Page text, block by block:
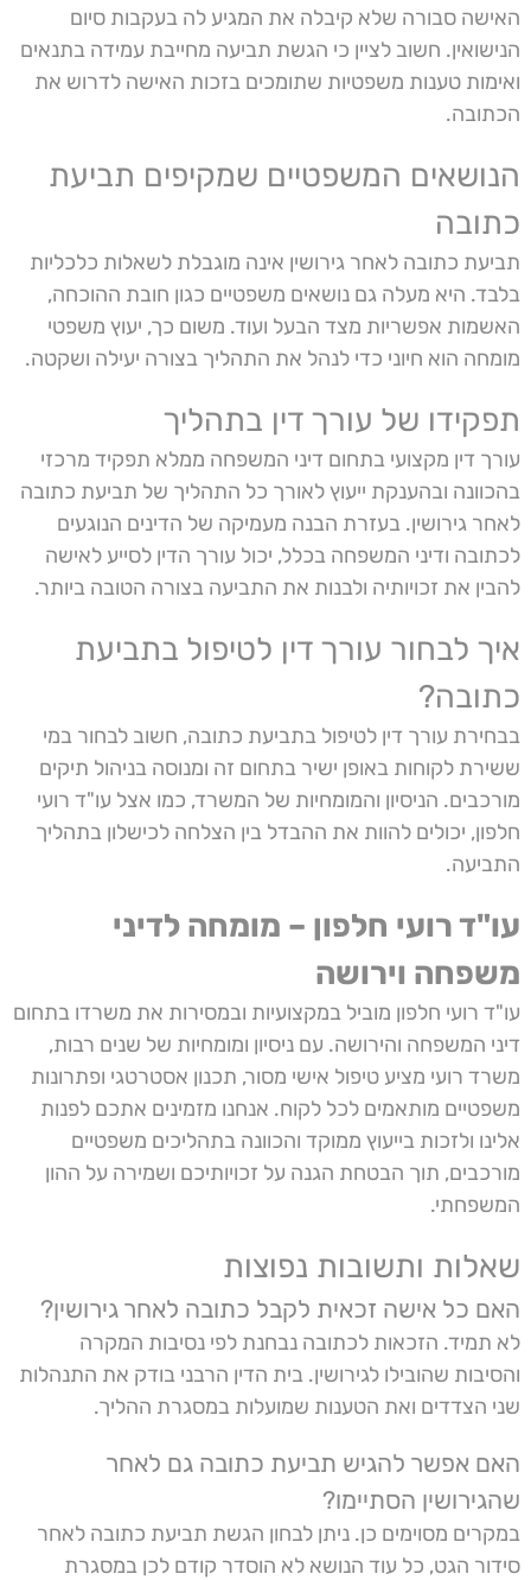
האישה סבורה שלא קיבלה את המגיע לה בעקבות סיום
הנישואין. חשוב לציין כי הגשת תביעה מחייבת עמידה בתנאים
ואימות טענות משפטיות שתומכים בזכות האישה לדרוש את
הכתובה.
הנושאים המשפטיים שמקיפים תביעת
כתובה
תביעת כתובה לאחר גירושין אינה מוגבלת לשאלות כלכליות
בלבד. היא מעלה גם נושאים משפטיים כגון חובת ההוכחה,
האשמות אפשריות מצד הבעל ועוד. משום כך, יעוץ משפטי
מומחה הוא חיוני כדי לנהל את התהליך בצורה יעילה ושקטה.
תפקידו של עורך דין בתהליך
עורך דין מקצועי בתחום דיני המשפחה ממלא תפקיד מרכזי
בהכוונה ובהענקת ייעוץ לאורך כל התהליך של תביעת כתובה
לאחר גירושין. בעזרת הבנה מעמיקה של הדינים הנוגעים
לכתובה ודיני המשפחה בכלל, יכול עורך הדין לסייע לאישה
להבין את זכויותיה ולבנות את התביעה בצורה הטובה ביותר.
איך לבחור עורך דין לטיפול בתביעת
כתובה?
בבחירת עורך דין לטיפול בתביעת כתובה, חשוב לבחור במי
ששירת לקוחות באופן ישיר בתחום זה ומנוסה בניהול תיקים
מורכבים. הניסיון והמומחיות של המשרד, כמו אצל עו"ד רועי
חלפון, יכולים להוות את ההבדל בין הצלחה לכישלון בתהליך
התביעה.
עו"ד רועי חלפון – מומחה לדיני
משפחה וירושה
עו"ד רועי חלפון מוביל במקצועיות ובמסירות את משרדו בתחום
דיני המשפחה והירושה. עם ניסיון ומומחיות של שנים רבות,
משרד רועי מציע טיפול אישי מסור, תכנון אסטרטגי ופתרונות
משפטיים מותאמים לכל לקוח. אנחנו מזמינים אתכם לפנות
אלינו ולזכות בייעוץ ממוקד והכוונה בתהליכים משפטיים
מורכבים, תוך הבטחת הגנה על זכויותיכם ושמירה על ההון
המשפחתי.
שאלות ותשובות נפוצות
האם כל אישה זכאית לקבל כתובה לאחר גירושין?
לא תמיד. הזכאות לכתובה נבחנת לפי נסיבות המקרה
והסיבות שהובילו לגירושין. בית הדין הרבני בודק את התנהלות
שני הצדדים ואת הטענות שמועלות במסגרת ההליך.
האם אפשר להגיש תביעת כתובה גם לאחר
שהגירושין הסתיימו?
במקרים מסוימים כן. ניתן לבחון הגשת תביעת כתובה לאחר
סידור הגט, כל עוד הנושא לא הוסדר קודם לכן במסגרת